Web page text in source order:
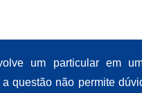
um particular em
questão não permite